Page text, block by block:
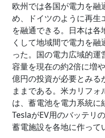
欧州では各国が電力を融
め、ドイツのように再生
を融通できる。日本は
くして地域間で電力を
った。国の電力広域的
容量を現在の約2倍に増
億円の投資が必要とみる
ままである。米カリフ
は、蓄電池を電力系統に
TeslaがEV用のバッテリ
蓄電施設を各地に作って